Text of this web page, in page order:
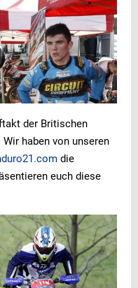
der Britischen
haben von unseren
die
euch diese